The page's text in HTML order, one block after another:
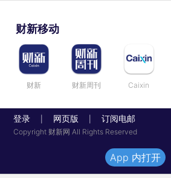
财新移动
财新 财新周刊 Caixin
登录 网页版 订阅电邮
Copyright 财新网 All Rights Reserved
App 内打开